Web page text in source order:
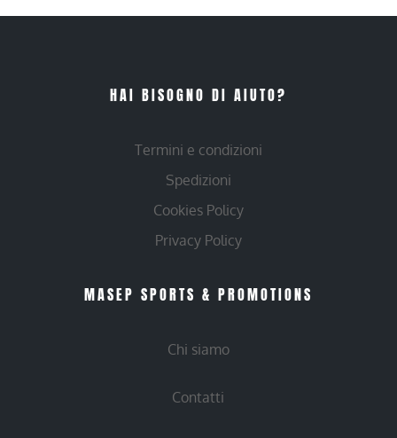
HAI BISOGNO DI AIUTO?
Termini e condizioni
Spedizioni
Cookies Policy
Privacy Policy
MASEP SPORTS & PROMOTIONS
Chi siamo
Contatti